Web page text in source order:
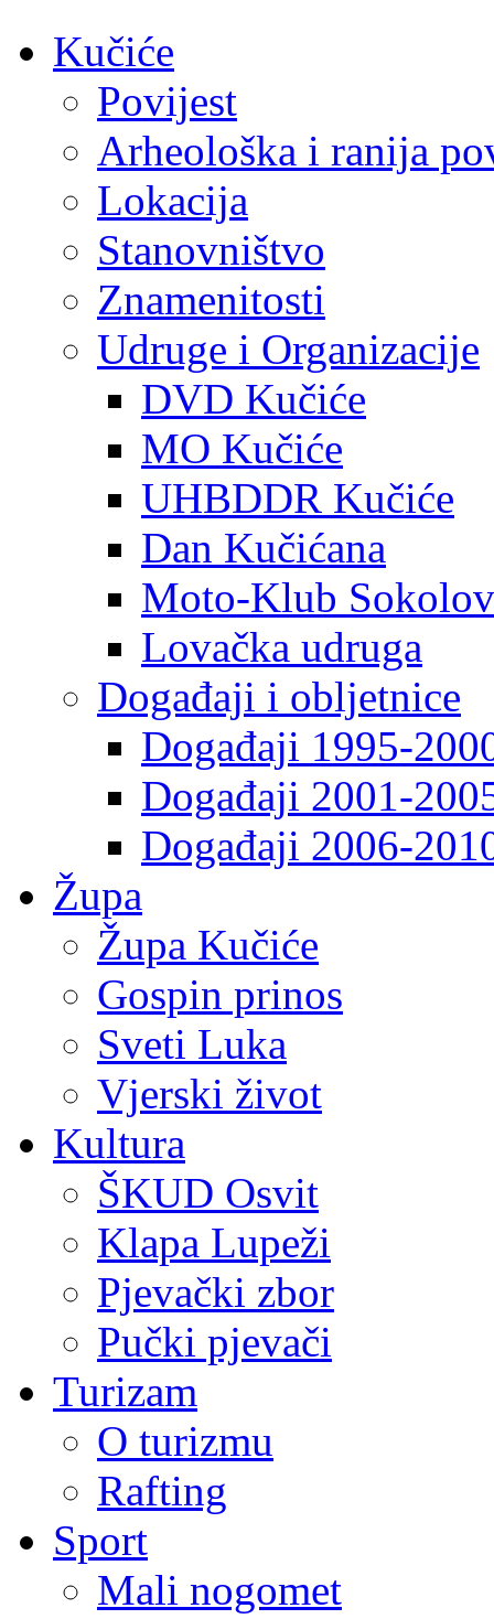
Kučiće
Povijest
Arheološka i ranija
Lokacija
Stanovništvo
Znamenitosti
Udruge i Organizacije
DVD Kučiće
MO Kučiće
UHBDDR Kučiće
Dan Kučićana
Moto-Klub
Lovačka udruga
Događaji i obljetnice
Događaji 1995-
Događaji 2001-
Događaji 2006-
Župa
Župa Kučiće
Gospin prinos
Sveti Luka
Vjerski život
Kultura
ŠKUD Osvit
Klapa Lupeži
Pjevački zbor
Pučki pjevači
Turizam
O turizmu
Rafting
Sport
Mali nogomet